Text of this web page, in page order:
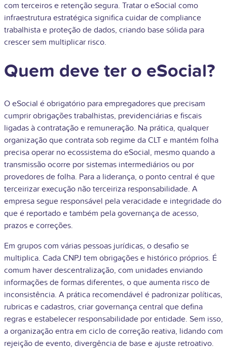
com terceiros e retenção segura. Tratar o eSocial como
infraestrutura estratégica significa cuidar de compliance
trabalhista e proteção de dados, criando base sólida para
crescer sem multiplicar risco.
Quem deve ter o eSocial?
O eSocial é obrigatório para empregadores que precisam
cumprir obrigações trabalhistas, previdenciárias e fiscais
ligadas à contratação e remuneração. Na prática, qualquer
organização que contrata sob regime da CLT e mantém folha
precisa operar no ecossistema do eSocial, mesmo quando a
transmissão ocorre por sistemas intermediários ou por
provedores de folha. Para a liderança, o ponto central é que
terceirizar execução não terceiriza responsabilidade. A
empresa segue responsável pela veracidade e integridade do
que é reportado e também pela governança de acesso,
prazos e correções.
Em grupos com várias pessoas jurídicas, o desafio se
multiplica. Cada CNPJ tem obrigações e histórico próprios. É
comum haver descentralização, com unidades enviando
informações de formas diferentes, o que aumenta risco de
inconsistência. A prática recomendável é padronizar políticas,
rubricas e cadastros, criar governança central que defina
regras e estabelecer responsabilidade por entidade. Sem isso,
a organização entra em ciclo de correção reativa, lidando com
rejeição de evento, divergência de base e ajuste retroativo.